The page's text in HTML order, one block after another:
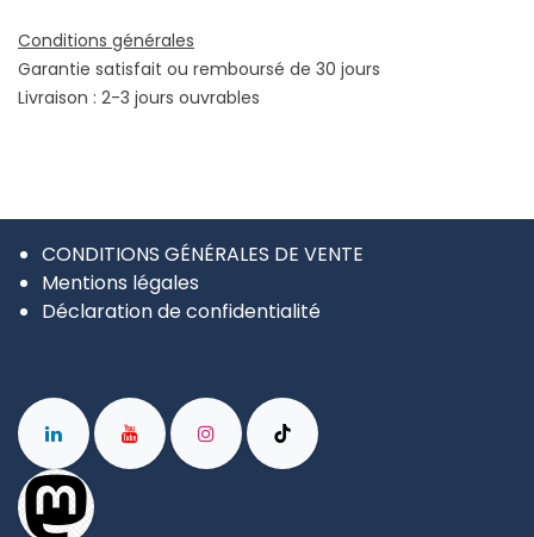
Conditions générales
Garantie satisfait ou remboursé de 30 jours
Livraison : 2-3 jours ouvrables
CONDITIONS GÉNÉRALES DE VENTE
Mentions légales
Déclaration de confidentialité